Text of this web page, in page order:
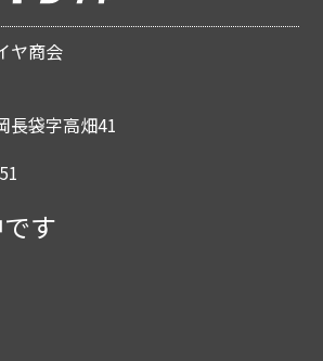
ヤ商会
長袋字高畑41
です